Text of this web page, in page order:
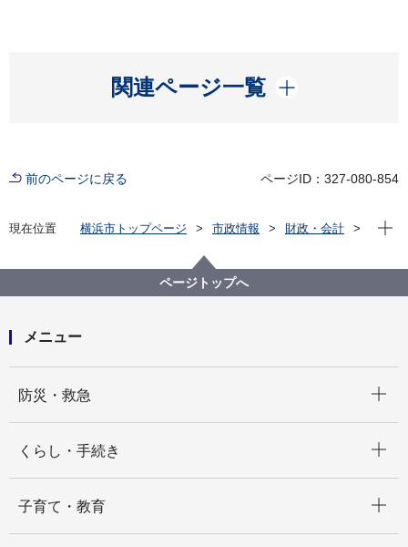
関連ページ一覧
開く
前のページに戻る ページID：327-080-854
現在位置 横浜市トップページ 市政情報
財政・会計
横浜市公共事業評価
令和５年度横浜市公共事業評価委員会
現在
ページトップへ
メニュー
防災・救急
くらし・手続き
子育て・教育